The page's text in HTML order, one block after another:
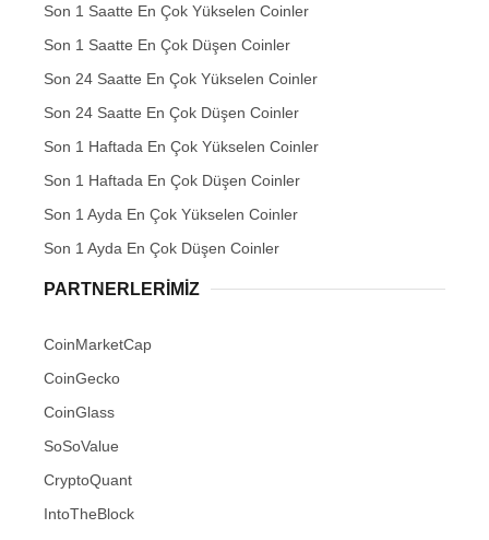
Son 1 Saatte En Çok Yükselen Coinler
Son 1 Saatte En Çok Düşen Coinler
Son 24 Saatte En Çok Yükselen Coinler
Son 24 Saatte En Çok Düşen Coinler
Son 1 Haftada En Çok Yükselen Coinler
Son 1 Haftada En Çok Düşen Coinler
Son 1 Ayda En Çok Yükselen Coinler
Son 1 Ayda En Çok Düşen Coinler
PARTNERLERIMIZ
CoinMarketCap
CoinGecko
CoinGlass
SoSoValue
CryptoQuant
IntoTheBlock